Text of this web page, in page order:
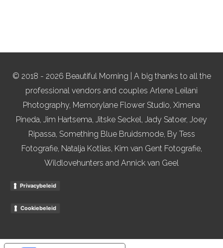
© 2018 - 2026 Beautiful Morning | A big thanks to all the
professional vendors and couples Arlene Leilani
Photography, Memorylane Flower Studio, Ximena
Pineda, Jim Hartsema, Jitske Seckel, Jady Satoer, Joey
Ripassa, Something Blue Bruidsmode, By Tess
Fotografie, Natalja Kotlias, Kim van Gent Fotografie,
Wildlovehunters and Annick van Geel
Privacybeleid
Cookiebeleid